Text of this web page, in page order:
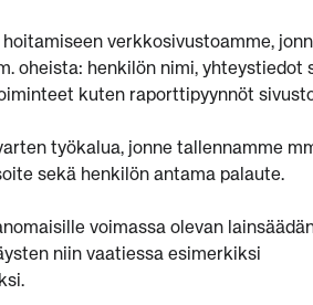
verkkosivustoamme,
oheista: henkilön nimi, yhteystiedot
kuten raporttipyynnöt
työkalua, jonne tallennamme
sekä henkilön antama palaute.
voimassa olevan
niin vaatiessa esimerkiksi